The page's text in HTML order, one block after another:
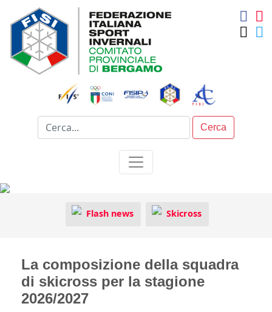
Cerca
Flash news Skicross
La composizione della squadra
di skicross per la stagione
2026/2027